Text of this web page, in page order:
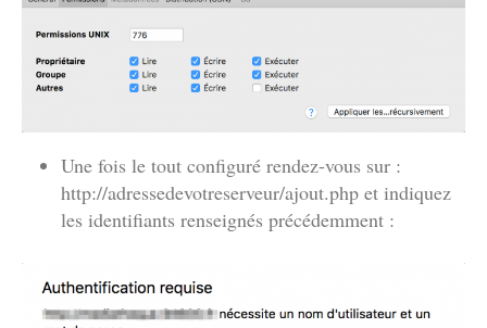
Une fois le tout configuré rendez-vous sur :
http://adressedevotreserveur/ajout.php et indiquez
les identifiants renseignés précédemment :